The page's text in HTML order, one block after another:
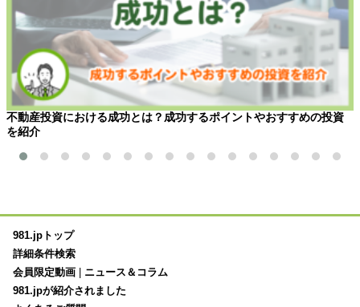
不動産投資における成功とは？成功するポイントやおすすめの投資
を紹介
981.jpトップ
詳細条件検索
会員限定動画
ニュース＆コラム
981.jpが紹介されました